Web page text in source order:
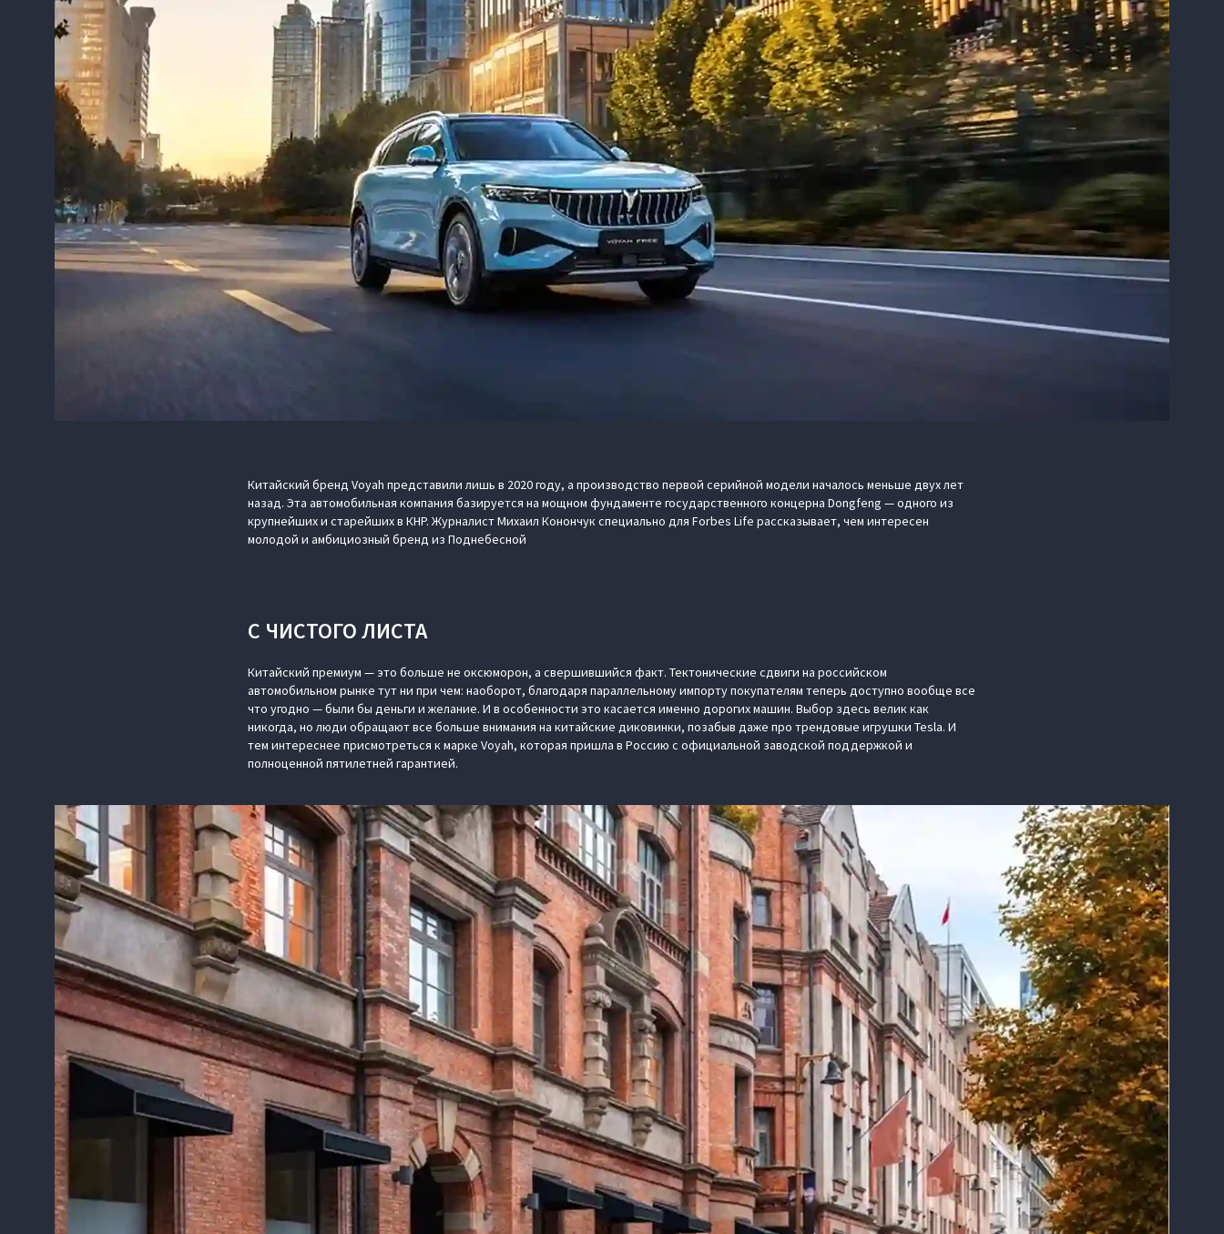
Китайский бренд Voyah представили лишь в 2020 году, а производство первой серийной модели началось меньше двух лет
назад. Эта автомобильная компания базируется на мощном фундаменте государственного концерна Dongfeng — одного из
крупнейших и старейших в КНР. Журналист Михаил Конончук специально для Forbes Life рассказывает, чем интересен
молодой и амбициозный бренд из Поднебесной
С ЧИСТОГО ЛИСТА
Китайский премиум — это больше не оксюморон, а свершившийся факт. Тектонические сдвиги на российском
автомобильном рынке тут ни при чем: наоборот, благодаря параллельному импорту покупателям теперь доступно вообще все
что угодно — были бы деньги и желание. И в особенности это касается именно дорогих машин. Выбор здесь велик как
никогда, но люди обращают все больше внимания на китайские диковинки, позабыв даже про трендовые игрушки Tesla. И
тем интереснее присмотреться к марке Voyah, которая пришла в Россию с официальной заводской поддержкой и
полноценной пятилетней гарантией.